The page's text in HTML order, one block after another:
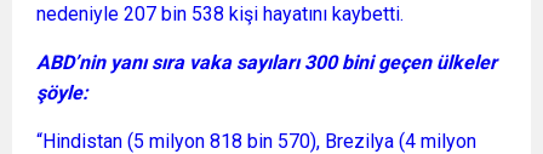
nedeniyle 207 bin 538 kişi hayatını kaybetti.
ABD’nin yanı sıra vaka sayıları 300 bini geçen ülkeler
şöyle:
“Hindistan (5 milyon 818 bin 570), Brezilya (4 milyon